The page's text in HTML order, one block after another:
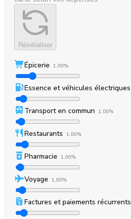
Réinitialiser
Épicerie 1,00%
Essence et véhicules électriques
Transport en commun 1,00%
Restaurants 1,00%
Pharmacie 1,00%
Voyage 1,00%
Factures et paiements récurrents